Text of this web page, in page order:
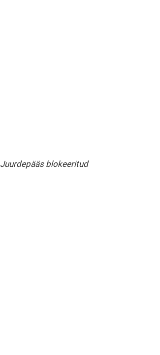
Juurdepääs blokeeritud